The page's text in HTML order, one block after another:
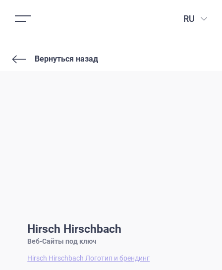
RU
Вернуться назад
Hirsch Hirschbach
Веб-Сайты под ключ
Hirsch Hirschbach Логотип и брендинг